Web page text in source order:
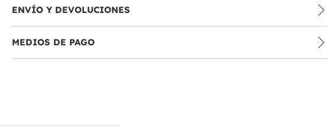
ENVÍO Y DEVOLUCIONES
MEDIOS DE PAGO